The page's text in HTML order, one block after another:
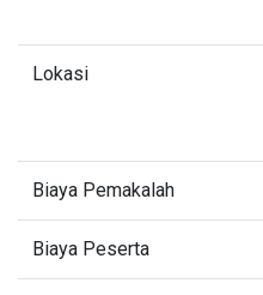
Lokasi
Biaya Pemakalah
Biaya Peserta